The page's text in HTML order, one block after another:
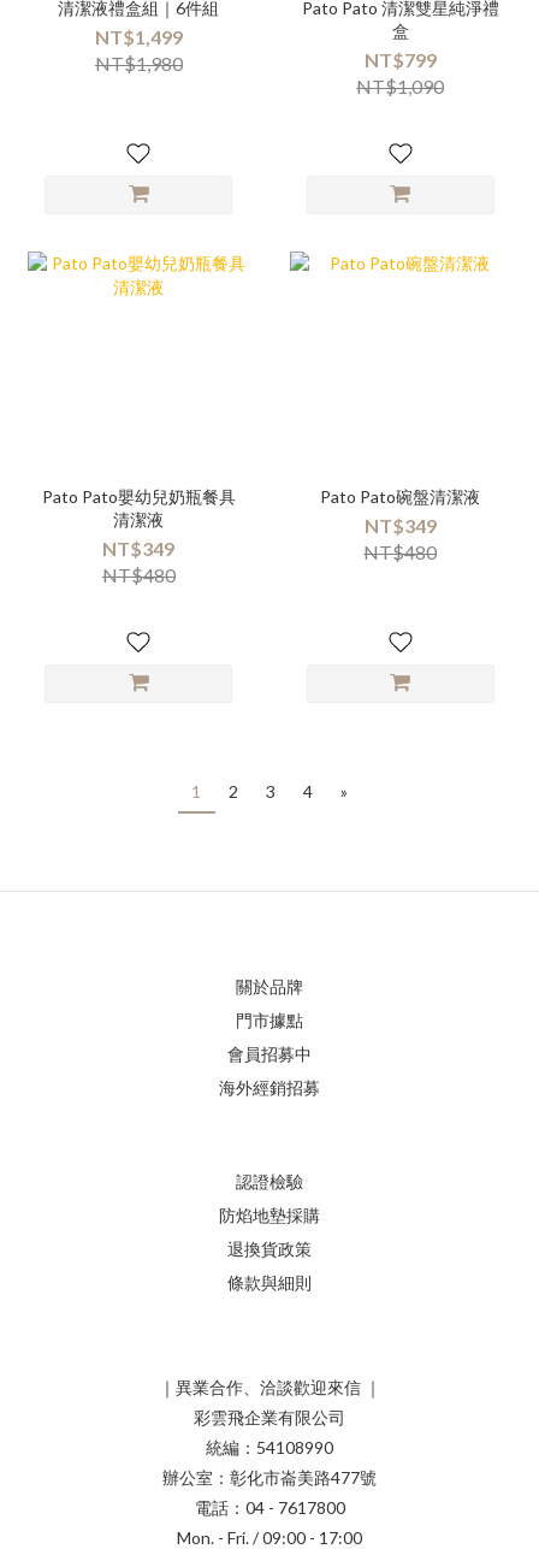
清潔液禮盒組｜6件組
NT$1,499
NT$1,980
Pato Pato 清潔雙星純淨禮
盒
NT$799
NT$1,090
Pato Pato嬰幼兒奶瓶餐具
清潔液
NT$349
NT$480
Pato Pato碗盤清潔液
NT$349
NT$480
1 2 3 4 »
關於品牌
門市據點
會員招募中
海外經銷招募
認證檢驗
防焰地墊採購
退換貨政策
條款與細則
｜異業合作、洽談歡迎來信 ｜
彩雲飛企業有限公司
統編：54108990
辦公室：彰化市崙美路477號
電話：04 - 7617800
Mon. - Fri. / 09:00 - 17:00